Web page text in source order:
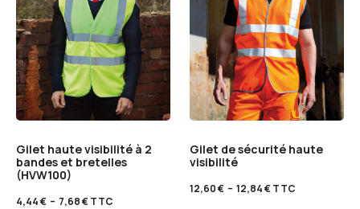
Gilet haute visibilité à 2
bandes et bretelles
(HVW100)
4,44€ – 7,68€TTC
Gilet de sécurité haute
visibilité
12,60€ – 12,84€TTC